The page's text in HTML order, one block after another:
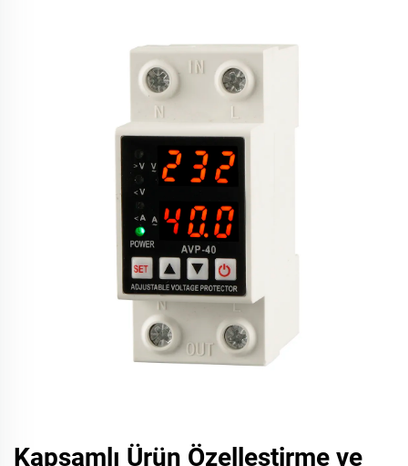
Kapsamlı Ürün Özelleştirme ve